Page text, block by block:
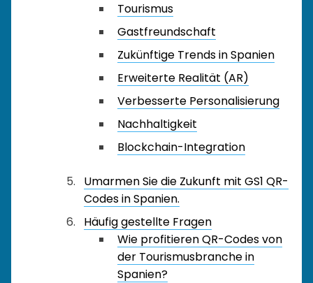
Tourismus
Gastfreundschaft
Zukünftige Trends in Spanien
Erweiterte Realität (AR)
Verbesserte Personalisierung
Nachhaltigkeit
Blockchain-Integration
Umarmen Sie die Zukunft mit GS1 QR-
Codes in Spanien.
Häufig gestellte Fragen
Wie profitieren QR-Codes von
der Tourismusbranche in
Spanien?